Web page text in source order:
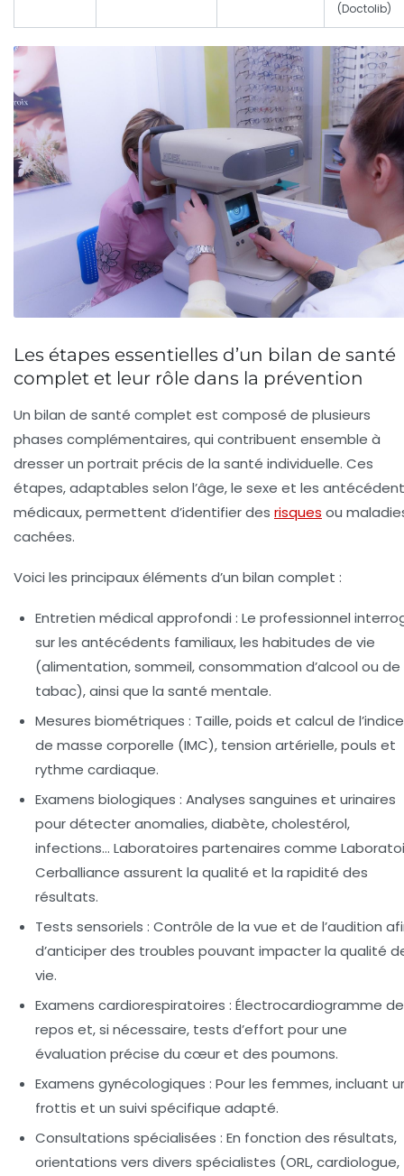
(Doctolib)
Les étapes essentielles d’un bilan de santé
complet et leur rôle dans la prévention
Un bilan de santé complet est composé de plusieurs
phases complémentaires, qui contribuent ensemble à
dresser un portrait précis de la santé individuelle. Ces
étapes, adaptables selon l’âge, le sexe et les
médicaux, permettent d’identifier des risques ou
cachées.
Voici les principaux éléments d’un bilan complet :
Entretien médical approfondi : Le professionnel
sur les antécédents familiaux, les habitudes de vie
(alimentation, sommeil, consommation d’alcool ou de
tabac), ainsi que la santé mentale.
Mesures biométriques : Taille, poids et calcul de l’indice
de masse corporelle (IMC), tension artérielle, pouls et
rythme cardiaque.
Examens biologiques : Analyses sanguines et urinaires
pour détecter anomalies, diabète, cholestérol,
infections… Laboratoires partenaires comme
Cerballiance assurent la qualité et la rapidité des
résultats.
Tests sensoriels : Contrôle de la vue et de l’audition
d’anticiper des troubles pouvant impacter la qualité
vie.
Examens cardiorespiratoires : Électrocardiogramme de
repos et, si nécessaire, tests d’effort pour une
évaluation précise du cœur et des poumons.
Examens gynécologiques : Pour les femmes, incluant
frottis et un suivi spécifique adapté.
Consultations spécialisées : En fonction des résultats,
orientations vers divers spécialistes (ORL, cardiologue,